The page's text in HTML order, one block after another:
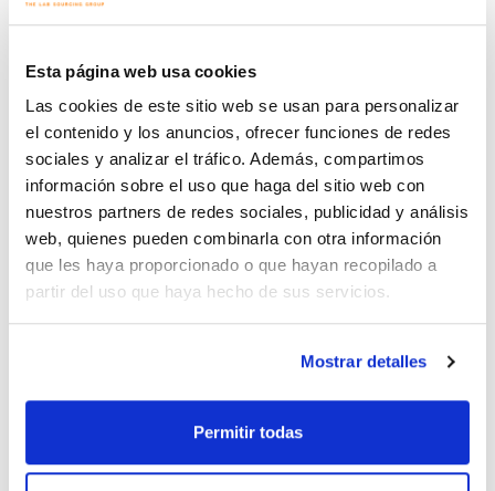
Esta página web usa cookies
Las cookies de este sitio web se usan para personalizar
el contenido y los anuncios, ofrecer funciones de redes
sociales y analizar el tráfico. Además, compartimos
información sobre el uso que haga del sitio web con
nuestros partners de redes sociales, publicidad y análisis
web, quienes pueden combinarla con otra información
que les haya proporcionado o que hayan recopilado a
partir del uso que haya hecho de sus servicios.
Mostrar detalles
Permitir todas
EP / USP
Europea 9.0 y USP 33-NF 28.
Documentación técnica
TDS / Ficha técnica
Regístrate para
descargas
COA
Regístrate para
descargas
SDS/ Hoja de seguridad
Regístrate para
descargas
Los productos marcados con esta imagen son